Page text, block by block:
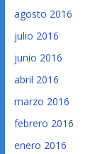
agosto 2016
julio 2016
junio 2016
abril 2016
marzo 2016
febrero 2016
enero 2016